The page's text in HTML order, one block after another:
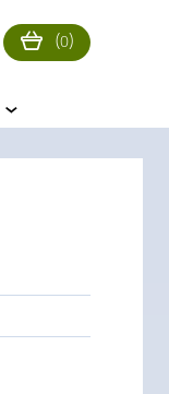
(0)